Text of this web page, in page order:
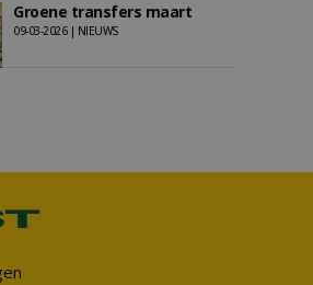
Groene transfers maart
09-03-2026 | NIEUWS